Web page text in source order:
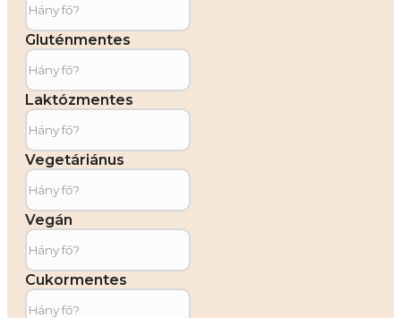
Gluténmentes
Laktózmentes
Vegetáriánus
Vegán
Cukormentes